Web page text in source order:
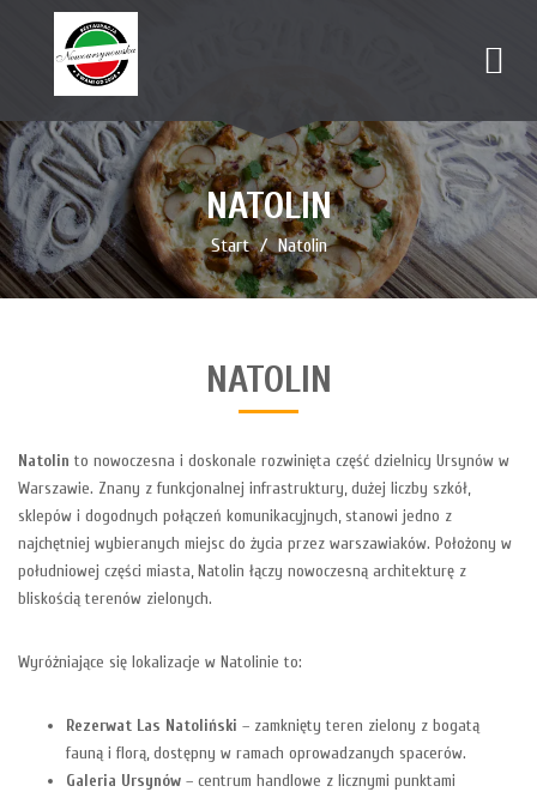
NATOLIN
Start Natolin
NATOLIN
Natolin to nowoczesna i doskonale rozwinięta część dzielnicy Ursynów w
Warszawie. Znany z funkcjonalnej infrastruktury, dużej liczby szkół,
sklepów i dogodnych połączeń komunikacyjnych, stanowi jedno z
najchętniej wybieranych miejsc do życia przez warszawiaków. Położony w
południowej części miasta, Natolin łączy nowoczesną architekturę z
bliskością terenów zielonych.
Wyróżniające się lokalizacje w Natolinie to:
Rezerwat Las Natoliński – zamknięty teren zielony z bogatą
fauną i florą, dostępny w ramach oprowadzanych spacerów.
Galeria Ursynów – centrum handlowe z licznymi punktami